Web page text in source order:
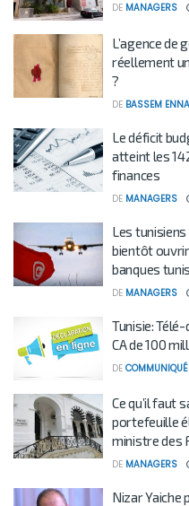
DE MANAGERS
L’agence
réellement
?
DE BASSEM
Le déficit
atteint les
finances
DE MANAGERS
Les
bientôt
banques
DE MANAGERS
Tunisie:
CA de 100
DE COMMUNIQUÉ
Ce qu’il faut
portefeuille
ministre des
DE MANAGERS
Nizar Yaiche